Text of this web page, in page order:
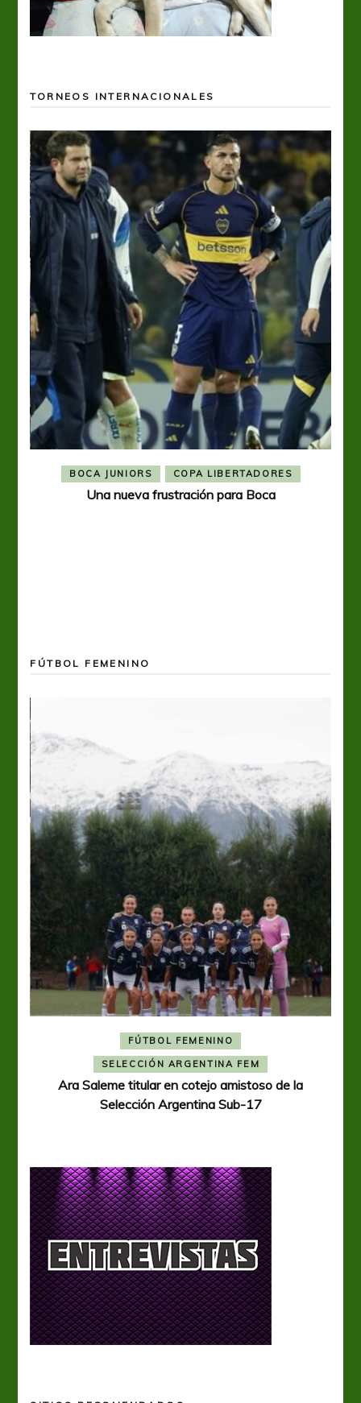
TORNEOS INTERNACIONALES
BOCA JUNIORS COPA LIBERTADORES
Una nueva frustración para Boca
FÚTBOL FEMENINO
FÚTBOL FEMENINO
SELECCIÓN ARGENTINA FEM
Ara Saleme titular en cotejo amistoso de la
Selección Argentina Sub-17